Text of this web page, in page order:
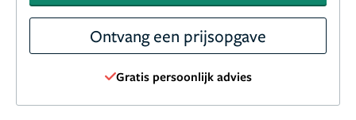
Ontvang een prijsopgave
Gratis persoonlijk advies